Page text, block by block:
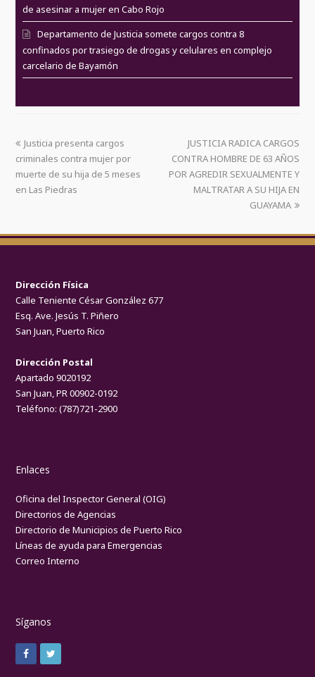
de asesinar a mujer en Cabo Rojo
Departamento de Justicia somete cargos contra 8
confinados por trasiego de drogas y celulares en complejo
carcelario de Bayamón
JUSTICIA RADICA CARGOS
CONTRA HOMBRE DE 63 AÑOS
POR AGREDIR SEXUALMENTE Y
MALTRATAR A SU HIJA EN
GUAYAMA
Justicia presenta cargos
criminales contra mujer por
muerte de su hija de 5 meses
en Las Piedras
Dirección Física
Calle Teniente César González 677
Esq. Ave. Jesús T. Piñero
San Juan, Puerto Rico
Dirección Postal
Apartado 9020192
San Juan, PR 00902-0192
Teléfono:(787)721-2900
Enlaces
Oficina del Inspector General (OIG)
Directorios de Agencias
Directorio de Municipios de Puerto Rico
Líneas de ayuda para Emergencias
Correo Interno
Síganos